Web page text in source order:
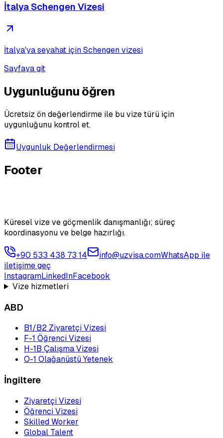
İtalya Schengen Vizesi
İtalya'ya seyahat için Schengen vizesi
Sayfaya git
Uygunluğunu öğren
Ücretsiz ön değerlendirme ile bu vize türü için
uygunluğunu kontrol et.
Uygunluk Değerlendirmesi
Footer
Küresel vize ve göçmenlik danışmanlığı; süreç
koordinasyonu ve belge hazırlığı.
+90 533 438 73 14 info@uzvisa.comWhatsApp ile
iletişime geç
InstagramLinkedInFacebook
Vize hizmetleri
ABD
B1/B2 Ziyaretçi Vizesi
F-1 Öğrenci Vizesi
H-1B Çalışma Vizesi
O-1 Olağanüstü Yetenek
İngiltere
Ziyaretçi Vizesi
Öğrenci Vizesi
Skilled Worker
Global Talent